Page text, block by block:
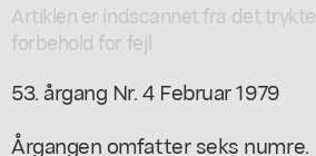
Artiklen er indscannet fra det
forbehold for fejl
53. årgang Nr. 4 Februar 1979
Årgangen omfatter seks numre.